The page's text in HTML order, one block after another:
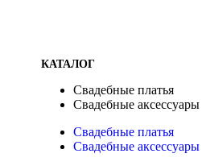
КАТАЛОГ
Свадебные платья
Свадебные аксессуары
Свадебные платья
Свадебные аксессуары